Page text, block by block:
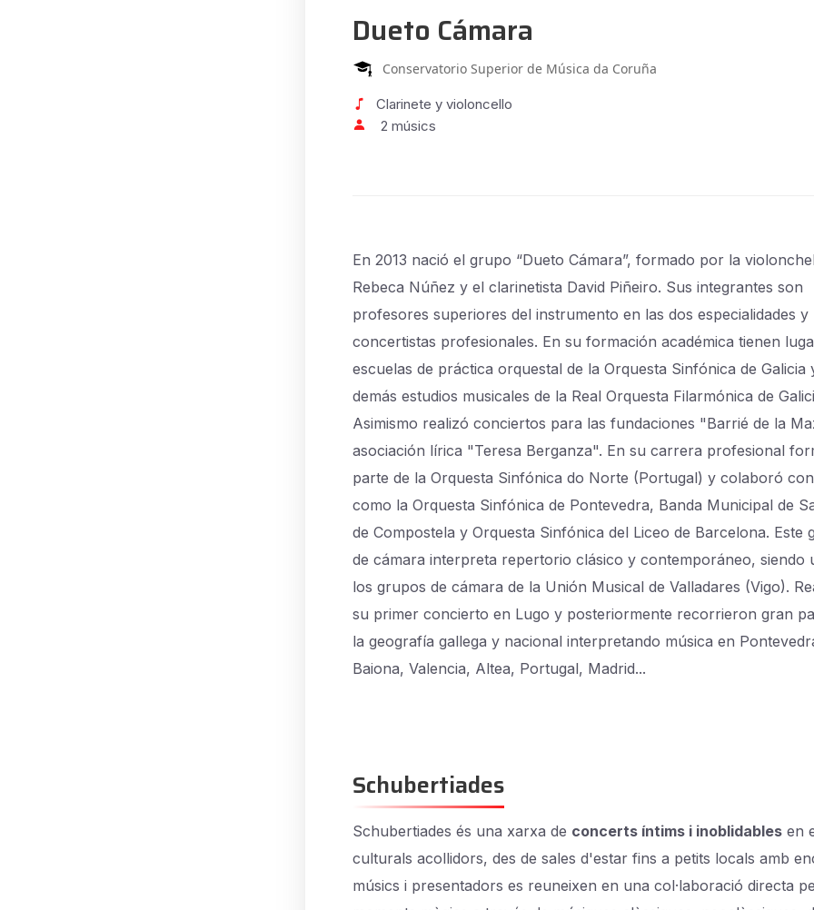
Dueto Cámara
Conservatorio Superior de Música da Coruña
Clarinete y violoncello
2 músics
En 2013 nació el grupo “Dueto Cámara”, formado por la
Rebeca Núñez y el clarinetista David Piñeiro. Sus integrantes son
profesores superiores del instrumento en las dos especialidades y
concertistas profesionales. En su formación académica tienen
escuelas de práctica orquestal de la Orquesta Sinfónica de Galicia
demás estudios musicales de la Real Orquesta Filarmónica de
Asimismo realizó conciertos para las fundaciones "Barrié de la
asociación lírica "Teresa Berganza". En su carrera profesional
parte de la Orquesta Sinfónica do Norte (Portugal) y colaboró
como la Orquesta Sinfónica de Pontevedra, Banda Municipal de
de Compostela y Orquesta Sinfónica del Liceo de Barcelona. Este
de cámara interpreta repertorio clásico y contemporáneo, siendo
los grupos de cámara de la Unión Musical de Valladares (Vigo).
su primer concierto en Lugo y posteriormente recorrieron gran
la geografía gallega y nacional interpretando música en
Baiona, Valencia, Altea, Portugal, Madrid...
Schubertiades
Schubertiades és una xarxa de concerts íntims i inoblidables en
culturals acollidors, des de sales d'estar fins a petits locals amb
músics i presentadors es reuneixen en una col·laboració directa